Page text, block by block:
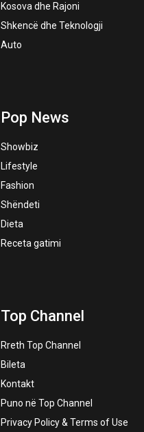
Kosova dhe Rajoni
Shkencë dhe Teknologji
Auto
Pop News
Showbiz
Lifestyle
Fashion
Shëndeti
Dieta
Receta gatimi
Top Channel
Rreth Top Channel
Bileta
Kontakt
Puno në Top Channel
Privacy Policy & Terms of Use